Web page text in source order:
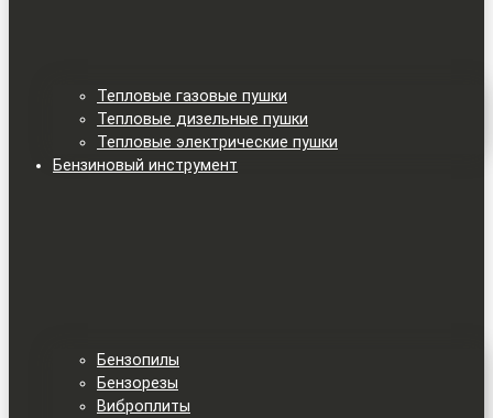
Тепловые газовые пушки
Тепловые дизельные пушки
Тепловые электрические пушки
Бензиновый инструмент
Бензопилы
Бензорезы
Виброплиты